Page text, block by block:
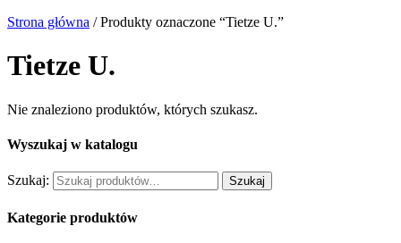
Strona główna / Produkty oznaczone “Tietze U.”
Tietze U.
Nie znaleziono produktów, których szukasz.
Wyszukaj w katalogu
Szukaj: Szukaj
Kategorie produktów